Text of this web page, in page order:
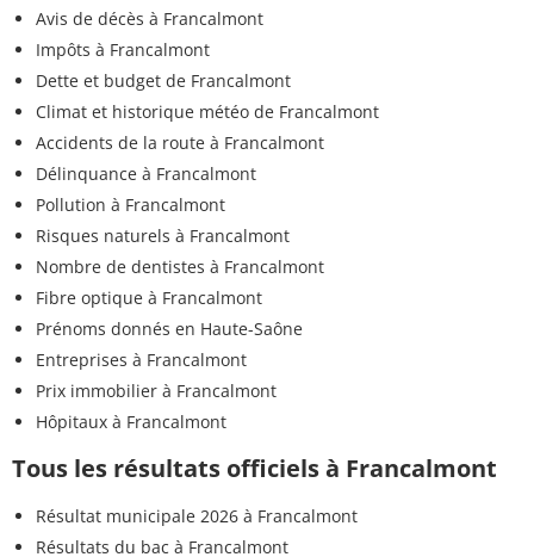
Avis de décès à Francalmont
Impôts à Francalmont
Dette et budget de Francalmont
Climat et historique météo de Francalmont
Accidents de la route à Francalmont
Délinquance à Francalmont
Pollution à Francalmont
Risques naturels à Francalmont
Nombre de dentistes à Francalmont
Fibre optique à Francalmont
Prénoms donnés en Haute-Saône
Entreprises à Francalmont
Prix immobilier à Francalmont
Hôpitaux à Francalmont
Tous les résultats officiels à Francalmont
Résultat municipale 2026 à Francalmont
Résultats du bac à Francalmont